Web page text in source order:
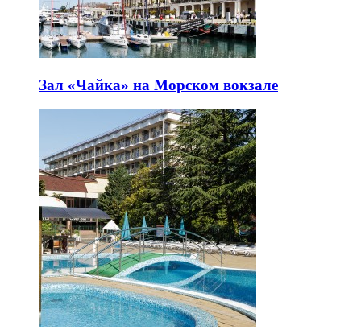
Зал «Чайка» на Морском вокзале